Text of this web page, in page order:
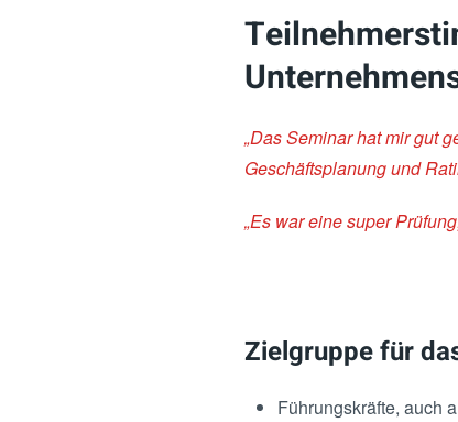
„Das Seminar hat mir gut
Geschäftsplanung und
„Es war eine super
Zielgruppe für
Führungskräfte, auch